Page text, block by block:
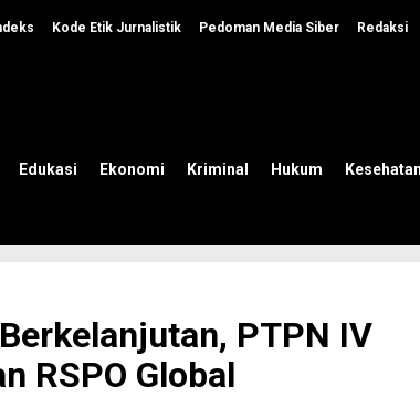
Kode Etik Jurnalistik Pedoman Media Siber Redaksi
Edukasi Ekonomi Kriminal Hukum Kesehatan
PTPN IV
RSPO Global